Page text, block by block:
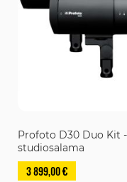
Profoto D30 Duo Kit -
studiosalama
3 899,00 €